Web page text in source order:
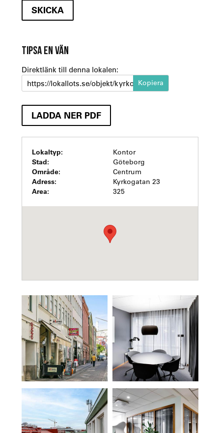
TIPSA EN VÄN
Direktlänk till denna lokalen:
https://lokallots.se/objekt/kyrkogatan-23
LADDA NER PDF
Lokaltyp: Kontor
Stad: Göteborg
Område: Centrum
Adress: Kyrkogatan 23
Area: 325